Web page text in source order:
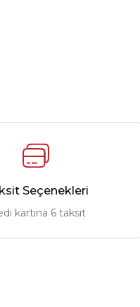
Seçenekleri
kartına 6 taksit